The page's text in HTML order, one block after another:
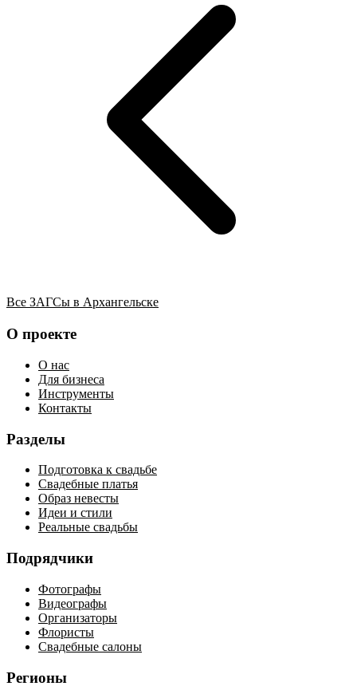
Все ЗАГСы в Архангельске
О проекте
О нас
Для бизнеса
Инструменты
Контакты
Разделы
Подготовка к свадьбе
Свадебные платья
Образ невесты
Идеи и стили
Реальные свадьбы
Подрядчики
Фотографы
Видеографы
Организаторы
Флористы
Свадебные салоны
Регионы